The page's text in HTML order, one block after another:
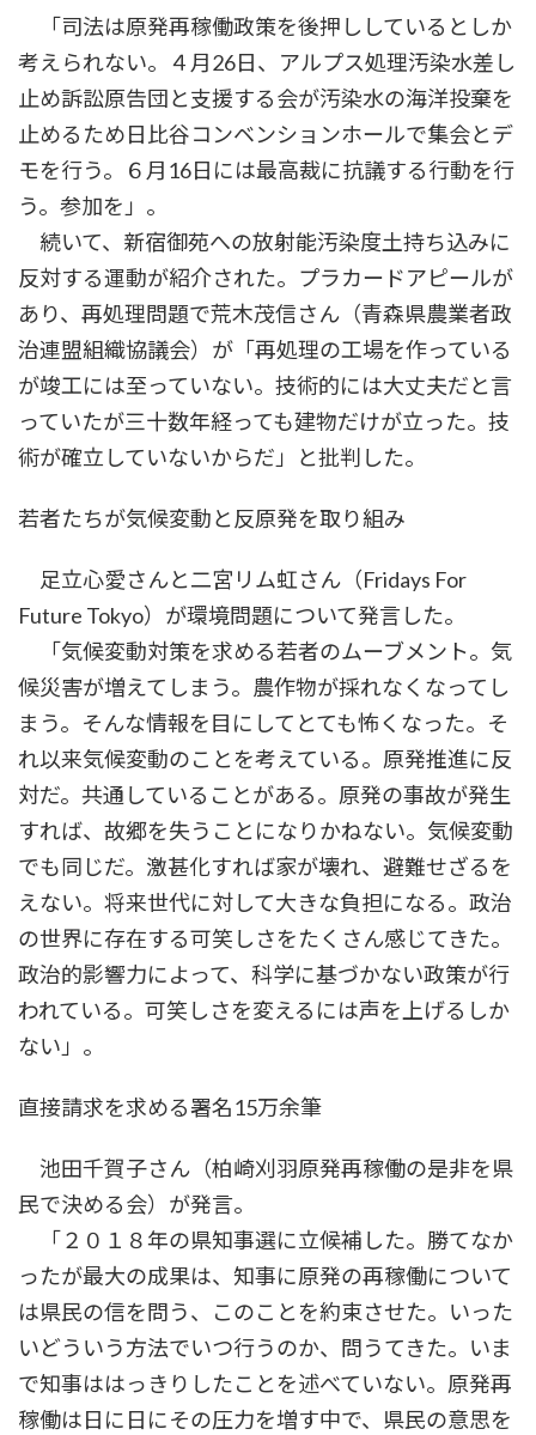
「司法は原発再稼働政策を後押ししているとしか
考えられない。４月26日、アルプス処理汚染水差し
止め訴訟原告団と支援する会が汚染水の海洋投棄を
止めるため日比谷コンベンションホールで集会とデ
モを行う。６月16日には最高裁に抗議する行動を行
う。参加を」。
続いて、新宿御苑への放射能汚染度土持ち込みに
反対する運動が紹介された。プラカードアピールが
あり、再処理問題で荒木茂信さん（青森県農業者政
治連盟組織協議会）が「再処理の工場を作っている
が竣工には至っていない。技術的には大丈夫だと言
っていたが三十数年経っても建物だけが立った。技
術が確立していないからだ」と批判した。
若者たちが気候変動と反原発を取り組み
足立心愛さんと二宮リム虹さん（Fridays For
Future Tokyo）が環境問題について発言した。
「気候変動対策を求める若者のムーブメント。気
候災害が増えてしまう。農作物が採れなくなってし
まう。そんな情報を目にしてとても怖くなった。そ
れ以来気候変動のことを考えている。原発推進に反
対だ。共通していることがある。原発の事故が発生
すれば、故郷を失うことになりかねない。気候変動
でも同じだ。激甚化すれば家が壊れ、避難せざるを
えない。将来世代に対して大きな負担になる。政治
の世界に存在する可笑しさをたくさん感じてきた。
政治的影響力によって、科学に基づかない政策が行
われている。可笑しさを変えるには声を上げるしか
ない」。
直接請求を求める署名15万余筆
池田千賀子さん（柏崎刈羽原発再稼働の是非を県
民で決める会）が発言。
「２０１８年の県知事選に立候補した。勝てなか
ったが最大の成果は、知事に原発の再稼働について
は県民の信を問う、このことを約束させた。いった
いどういう方法でいつ行うのか、問うてきた。いま
で知事ははっきりしたことを述べていない。原発再
稼働は日に日にその圧力を増す中で、県民の意思を